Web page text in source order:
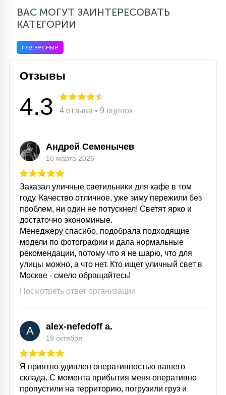
ВАС МОГУТ ЗАИНТЕРЕСОВАТЬ
КАТЕГОРИИ
подвесные
Отзывы
4.3 4 отзыва • 9 оценок
Андрей Семенычев
16 марта 2026
Заказал уличные светильники для кафе в том
году. Качество отличное, уже зиму пережили без
проблем, ни один не потускнел! Светят ярко и
достаточно экономиные.
Менеджеру спасибо, подобрала подходящие
модели по фотографии и дала нормальные
рекомендации, потому что я не шарю, что для
улицы можно, а что нет. Кто ищет уличный свет в
Москве - смело обращайтесь!
Посмотреть ответ организации
A alex-nefedoff a.
19 октября
Я приятно удивлен оперативностью вашего
склада. С момента прибытия меня оперативно
пропустили на территорию, погрузили груз и